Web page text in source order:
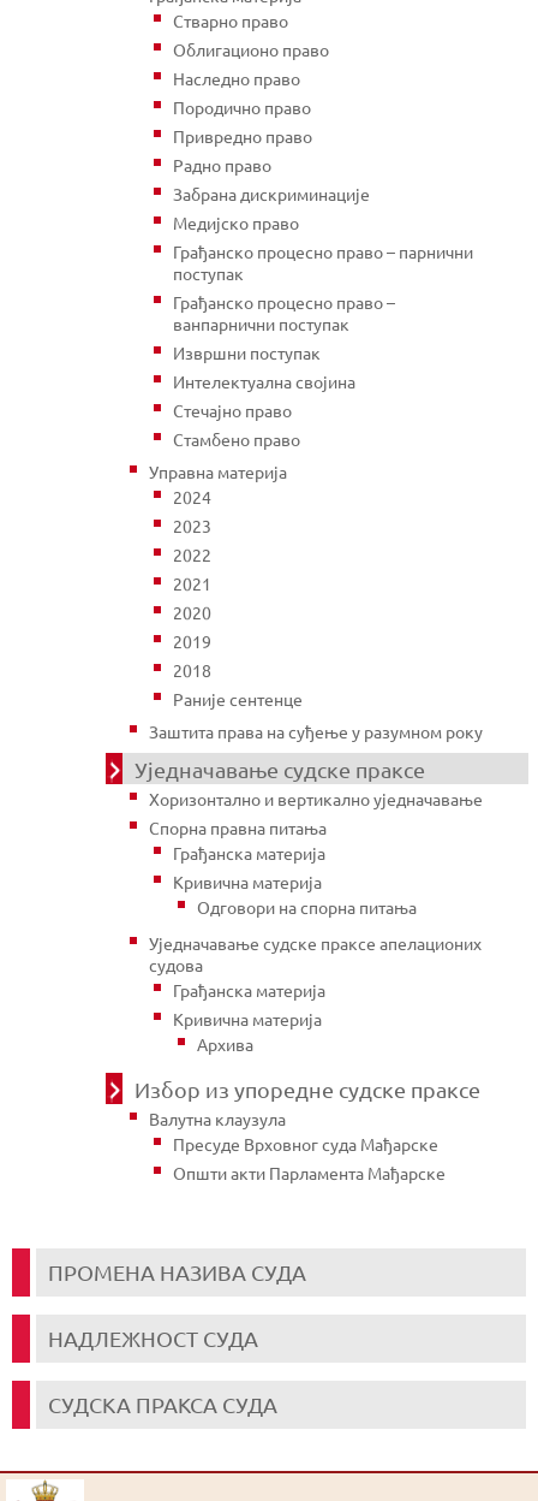
Стварно право
Облигационо право
Наследно право
Породично право
Привредно право
Радно право
Забрана дискриминације
Медијско право
Грађанско процесно право – парнични
поступак
Грађанско процесно право –
ванпарнични поступак
Извршни поступак
Интелектуална својина
Стечајно право
Стамбено право
Управна материја
2024
2023
2022
2021
2020
2019
2018
Раније сентенце
Заштита права на суђење у разумном року
Уједначавање судске праксе
Хоризонтално и вертикално уједначавање
Спорна правна питања
Грађанска материја
Кривична материја
Одговори на спорна питања
Уједначавање судске праксе апелационих
судова
Грађанска материја
Кривична материја
Архива
Избор из упоредне судске праксе
Валутна клаузула
Пресуде Врховног суда Мађарске
Општи акти Парламента Мађарске
ПРОМЕНА НАЗИВА СУДА
НАДЛЕЖНОСТ СУДА
СУДСКА ПРАКСА СУДА